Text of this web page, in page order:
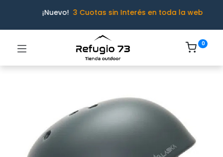
¡Nuevo! 3 Cuotas sin Interés en toda la web
0